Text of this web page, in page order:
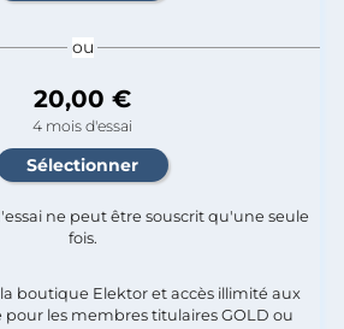
ou
20,00 €
4 mois d'essai
ne peut être souscrit qu'une seule
fois.​
boutique Elektor et accès illimité aux
pour les membres titulaires GOLD ou